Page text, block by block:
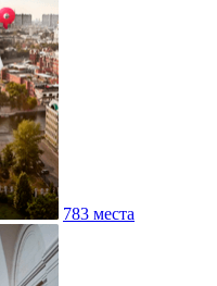
783 места